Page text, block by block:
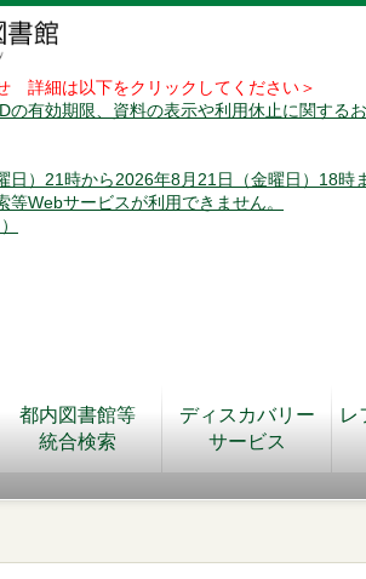
詳細は以下をクリックしてください＞
の有効期限、資料の表示や利用休止に関する
日）21時から2026年8月21日（金曜日）18時
等Webサービスが利用できません。
都内図書館等
統合検索
ディスカバリー
サービス
レ